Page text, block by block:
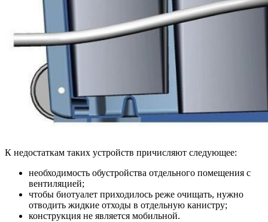
К недостаткам таких устройств причисляют следующее:
необходимость обустройства отдельного помещения с
вентиляцией;
чтобы биотуалет приходилось реже очищать, нужно
отводить жидкие отходы в отдельную канистру;
конструкция не является мобильной.